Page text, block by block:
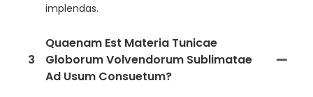
implendas.
3
Quaenam Est Materia Tunicae
Globorum Volvendorum Sublimatae
Ad Usum Consuetum?